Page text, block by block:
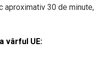
30 de
vârful UE: